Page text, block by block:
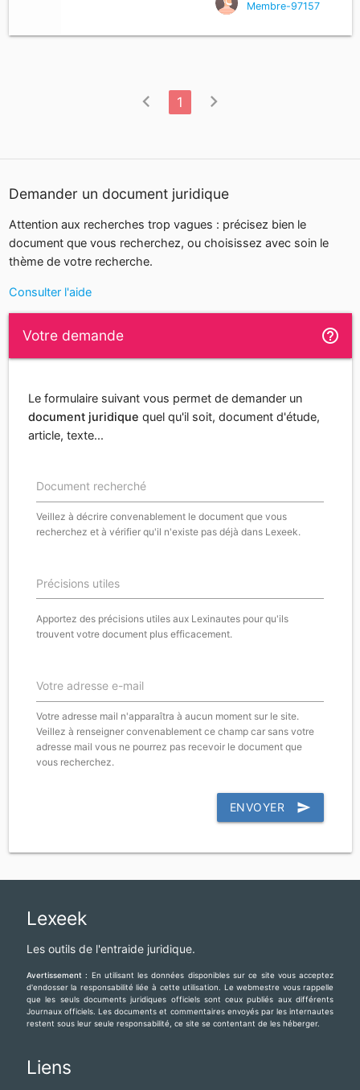
Membre-97157
chevron_left 1 chevron_right
Demander un document juridique
Attention aux recherches trop vagues : précisez bien le
document que vous recherchez, ou choisissez avec soin le
thème de votre recherche.
Consulter l'aide
Votre demande help_outline
Le formulaire suivant vous permet de demander un
document juridique quel qu'il soit, document d'étude,
article, texte...
Document recherché
Veillez à décrire convenablement le document que vous
recherchez et à vérifier qu'il n'existe pas déjà dans Lexeek.
Précisions utiles
Apportez des précisions utiles aux Lexinautes pour qu'ils
trouvent votre document plus efficacement.
Votre adresse e-mail
Votre adresse mail n'apparaîtra à aucun moment sur le site.
Veillez à renseigner convenablement ce champ car sans votre
adresse mail vous ne pourrez pas recevoir le document que
vous recherchez.
ENVOYER send
Lexeek
Les outils de l'entraide juridique.
Avertissement : En utilisant les données disponibles sur ce site vous acceptez
d'endosser la responsabilité liée à cette utilisation. Le webmestre vous rappelle
que les seuls documents juridiques officiels sont ceux publiés aux différents
Journaux officiels. Les documents et commentaires envoyés par les internautes
restent sous leur seule responsabilité, ce site se contentant de les héberger.
Liens